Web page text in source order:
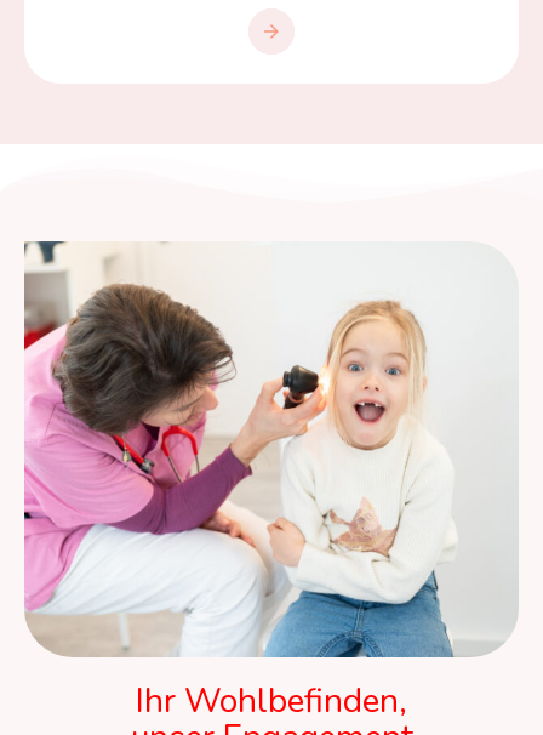
Ihr Wohlbefinden,